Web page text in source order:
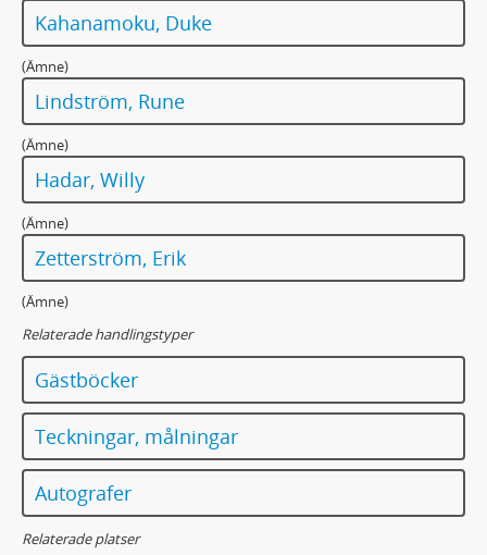
Kahanamoku, Duke
(Ämne)
Lindström, Rune
(Ämne)
Hadar, Willy
(Ämne)
Zetterström, Erik
(Ämne)
Relaterade handlingstyper
Gästböcker
Teckningar, målningar
Autografer
Relaterade platser